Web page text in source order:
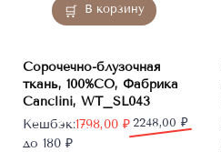
В корзину
Сорочечно-блузочная
ткань, 100%CO, Фабрика
Canclini, WT_SL043
2248,00 ₽
Первоначальная
цена
1798,00 ₽
Текущая
цена:
Кешбэк:
до 180 ₽